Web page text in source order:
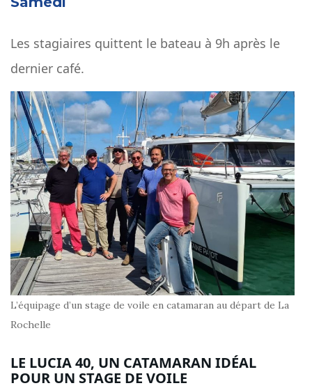
Les stagiaires quittent le bateau à 9h après le
dernier café.
L’équipage d’un stage de voile en catamaran au départ de La
Rochelle
LE LUCIA 40, UN CATAMARAN IDÉAL
POUR UN STAGE DE VOILE